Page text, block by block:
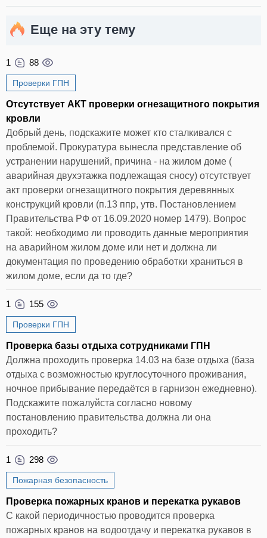
Еще на эту тему
1 88
Проверки ГПН
Отсутствует АКТ проверки огнезащитного покрытия
кровли
Добрый день, подскажите может кто сталкивался с
проблемой. Прокуратура вынесла представление об
устранении нарушений, причина - на жилом доме (
аварийная двухэтажка подлежащая сносу) отсутствует
акт проверки огнезащитного покрытия деревянных
конструкций кровли (п.13 ппр, утв. Постановлением
Правительства РФ от 16.09.2020 номер 1479). Вопрос
такой: необходимо ли проводить данные мероприятия
на аварийном жилом доме или нет и должна ли
документация по проведению обработки храниться в
жилом доме, если да то где?
1 155
Проверки ГПН
Проверка базы отдыха сотрудниками ГПН
Должна проходить проверка 14.03 на базе отдыха (база
отдыха с возможностью круглосуточного проживания,
ночное прибывание передаётся в гарнизон ежедневно).
Подскажите пожалуйста согласно новому
постановлению правительства должна ли она
проходить?
1 298
Пожарная безопасность
Проверка пожарных кранов и перекатка рукавов
С какой периодичностью проводится проверка
пожарных кранов на водоотдачу и перекатка рукавов в